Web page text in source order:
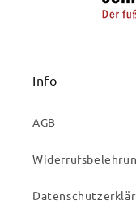
Info
AGB